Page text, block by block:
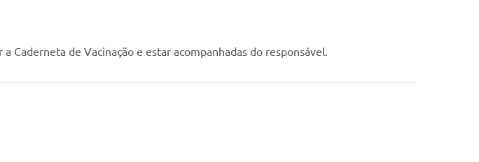
Caderneta de Vacinação e estar acompanhadas do responsável.